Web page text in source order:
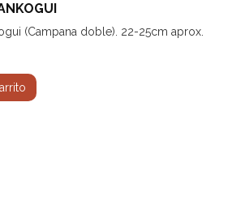
(Campana doble). 22-25cm aprox.